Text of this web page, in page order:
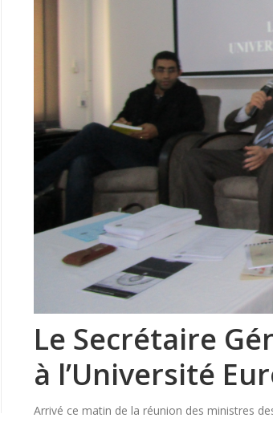
Le Secrétaire
à l’Université
Arrivé ce matin de la réunion des ministres